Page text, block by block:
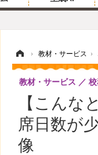
› 教材・サービス ›
【こんな
席日数が
像
教材・サービス